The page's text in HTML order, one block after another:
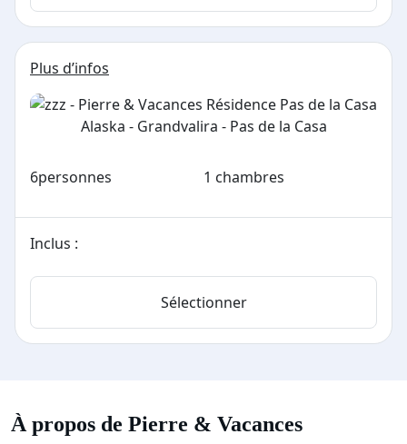
Plus d’infos
6personnes 1 chambres
Inclus :
Sélectionner
À propos de Pierre & Vacances